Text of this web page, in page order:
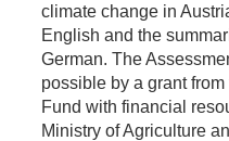
climate change in
English and the
German. The
possible by a grant
Fund with financial
Ministry of Agriculture